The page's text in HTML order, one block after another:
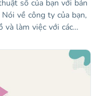
số của bạn với bản
về công ty của bạn,
và làm việc với các